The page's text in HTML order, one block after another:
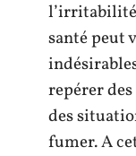
santé peut
repérer
des
fumer. A